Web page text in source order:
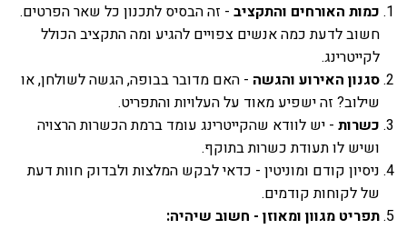
כמות האורחים והתקציב - זה הבסיס לתכנון כל שאר הפרטים.
חשוב לדעת כמה אנשים צפויים להגיע ומה התקציב הכולל
לקייטרינג.
סגנון האירוע והגשה - האם מדובר בבופה, הגשה לשולחן, או
שילוב? זה ישפיע מאוד על העלויות והתפריט.
כשרות - יש לוודא שהקייטרינג עומד ברמת הכשרות הרצויה
ושיש לו תעודת כשרות בתוקף.
ניסיון קודם ומוניטין - כדאי לבקש המלצות ולבדוק חוות דעת
של לקוחות קודמים.
תפריט מגוון ומאוזן - חשוב שיהיה: